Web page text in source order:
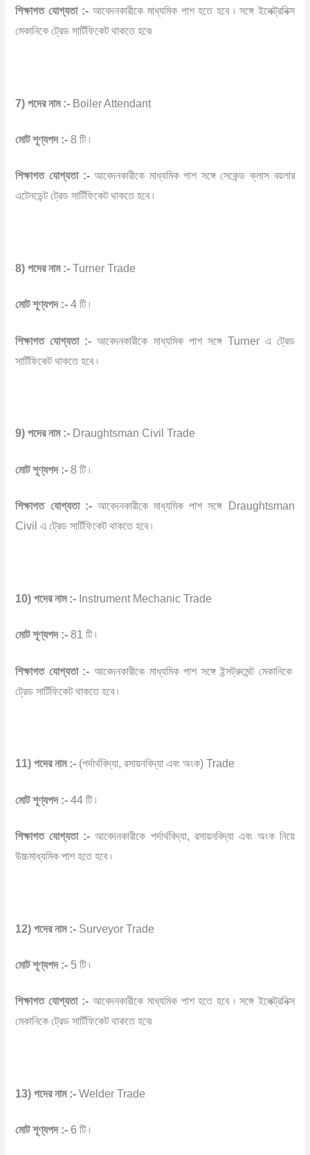
শিক্ষাগত যোগ্যতা :- আবেদনকারীকে মাধ্যমিক পাশ হতে হবে ৷ সঙ্গে ইলেক্ট্রনিক্স
মেকানিকে ট্রেড সার্টিফিকেট থাকতে হবে৷
7) পদের নাম :- Boiler Attendant
মোট শূণ্যপদ :-8 টি ৷
শিক্ষাগত যোগ্যতা :-আবেদনকারীকে মাধ্যমিক পাশ সঙ্গে সেকেন্ড ক্লাস বয়লার
এটেনডেন্ট ট্রেড সার্টিফিকেট থাকতে হবে ৷
8) পদের নাম :- Turner Trade
মোট শূণ্যপদ :- 4 টি ৷
শিক্ষাগত যোগ্যতা :- আবেদনকারীকে মাধ্যমিক পাশ সঙ্গে Turner এ ট্রেড
সার্টিফিকেট থাকতে হবে ৷
9) পদের নাম :- Draughtsman Civil Trade
মোট শূণ্যপদ :- 8 টি ৷
শিক্ষাগত যোগ্যতা :-আবেদনকারীকে মাধ্যমিক পাশ সঙ্গে Draughtsman
Civil এ ট্রেড সার্টিফিকেট থাকতে হবে ৷
10) পদের নাম :- Instrument Mechanic Trade
মোট শূণ্যপদ :- 81 টি ৷
শিক্ষাগত যোগ্যতা :- আবেদনকারীকে মাধ্যমিক পাশ সঙ্গে ইন্সট্রুমেন্ট মেকানিকে
ট্রেড সার্টিফিকেট থাকতে হবে ৷
11) পদের নাম :- (পর্দার্থবিদ্যা, রসায়নবিদ্যা এবং অংক) Trade
মোট শূণ্যপদ :- 44 টি ৷
শিক্ষাগত যোগ্যতা :- আবেদনকারীকে পর্দার্থবিদ্যা, রসায়নবিদ্যা এবং অংক নিয়ে
উচ্চমাধ্যমিক পাশ হতে হবে ৷
12) পদের নাম :- Surveyor Trade
মোট শূণ্যপদ :- 5 টি ৷
শিক্ষাগত যোগ্যতা :- আবেদনকারীকে মাধ্যমিক পাশ হতে হবে ৷ সঙ্গে ইলেক্ট্রনিক্স
মেকানিকে ট্রেড সার্টিফিকেট থাকতে হবে৷
13) পদের নাম :- Welder Trade
মোট শূণ্যপদ :- 6 টি ৷